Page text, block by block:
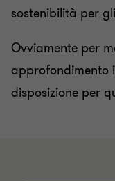
sostenibilità per
Ovviamente per
approfondimento
disposizione per